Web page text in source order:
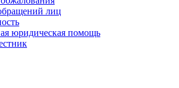
лиц
юридическая помощь